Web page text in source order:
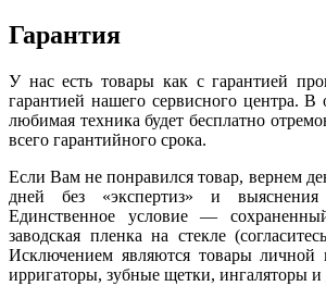
Гарантия
У нас есть товары как с гарантией
гарантией нашего сервисного центра. В
любимая техника будет бесплатно
всего гарантийного срока.
Если Вам не понравился товар, вернем
дней без «экспертиз» и выяснения
Единственное условие —
заводская пленка на стекле
Исключением являются товары личной
ирригаторы, зубные щетки, ингаляторы и